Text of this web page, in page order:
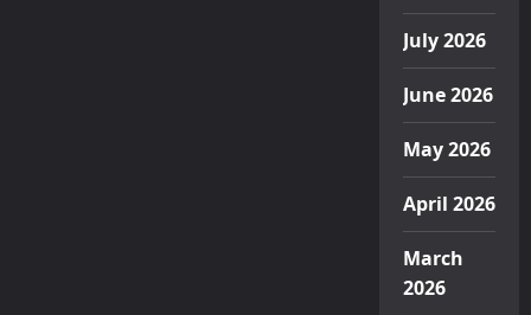
July 2026
June 2026
May 2026
April 2026
March
2026